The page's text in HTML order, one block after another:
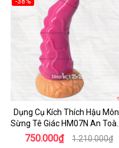
Dụng Cụ Kích Thích Hậu Môn
Sừng Tê Giác HM07N An Toàn
Hiệu Quả
750.000₫ 1.210.000₫